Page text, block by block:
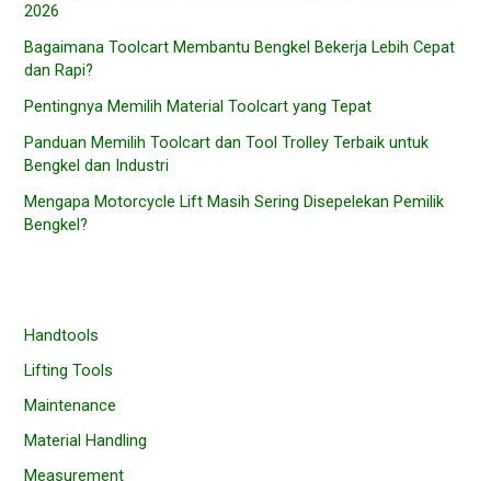
2026
Bagaimana Toolcart Membantu Bengkel Bekerja Lebih Cepat
dan Rapi?
Pentingnya Memilih Material Toolcart yang Tepat
Panduan Memilih Toolcart dan Tool Trolley Terbaik untuk
Bengkel dan Industri
Mengapa Motorcycle Lift Masih Sering Disepelekan Pemilik
Bengkel?
Handtools
Lifting Tools
Maintenance
Material Handling
Measurement